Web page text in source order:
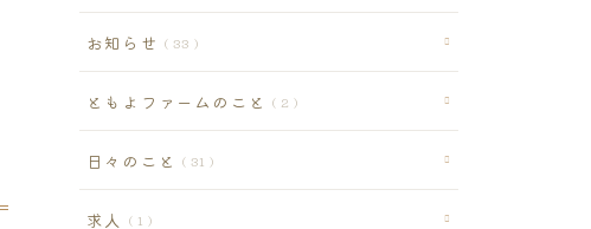
お知らせ 33
ともよファームのこと 2
日々のこと 31
求人 1